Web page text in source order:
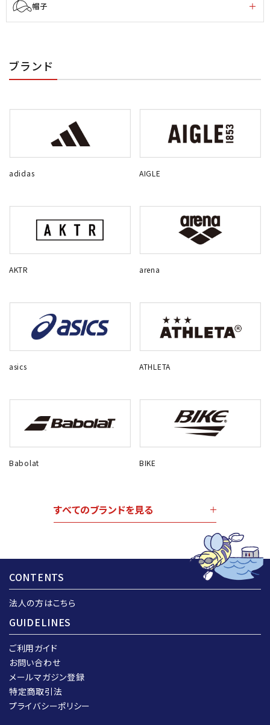
帽子
ブランド
adidas AIGLE
AKTR arena
asics ATHLETA
Babolat BIKE
すべてのブランドを見る
CONTENTS
法人の方はこちら
GUIDELINES
ご利用ガイド
お問い合わせ
メールマガジン登録
特定商取引法
プライバシーポリシー